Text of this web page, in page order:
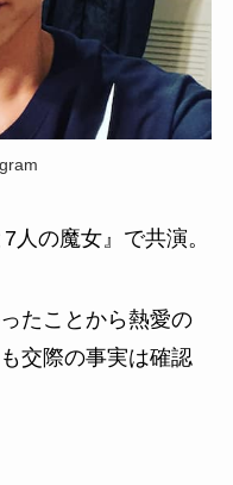
人の魔女』で共演。
たことから熱愛の
交際の事実は確認